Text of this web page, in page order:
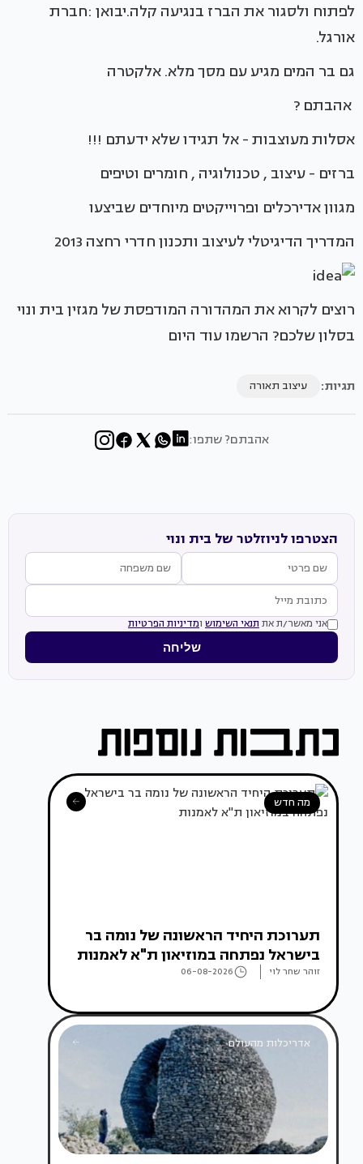
לפתוח ולסגור את הברז בנגיעה קלה.יבואן :חברת
אורגל.
גם בר המים מגיע עם מסך מלא. אלקטרה
אהבתם ?
אסלות מעוצבות - אל תגידו שלא ידעתם !!!
ברזים - עיצוב , טכנולוגיה , חומרים וטיפים
מגוון אדירכלים ופרוייקטים מיוחדים שביצעו
המדריך הדיגיטלי לעיצוב ותכנון חדרי רחצה 2013
רוצים לקרוא את המהדורה המודפסת של מגזין בית ונוי
בסלון שלכם? הרשמו עוד היום
תגיות: עיצוב תאורה
אהבתם? שתפו:
הצטרפו לניוזלטר של בית ונוי
אני מאשר/ת את תנאי השימוש ומדיניות הפרטיות
שליחה
מה חדש
תערוכת היחיד הראשונה של נומה בר
בישראל נפתחה במוזיאון ת"א לאמנות
זוהר שחר לוי 06-08-2026
אדריכלות מהעולם